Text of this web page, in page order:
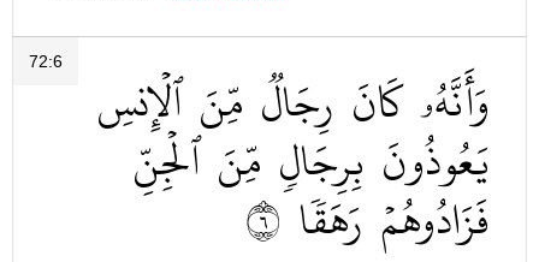
72:6 وَأَنَّهُۥ كَانَ رِجَالٞ مِّنَ ٱلۡإِنسِ
يَعُوذُونَ بِرِجَالٖ مِّنَ ٱلۡجِنِّ
فَزَادُوهُمۡ رَهَقٗا ٦